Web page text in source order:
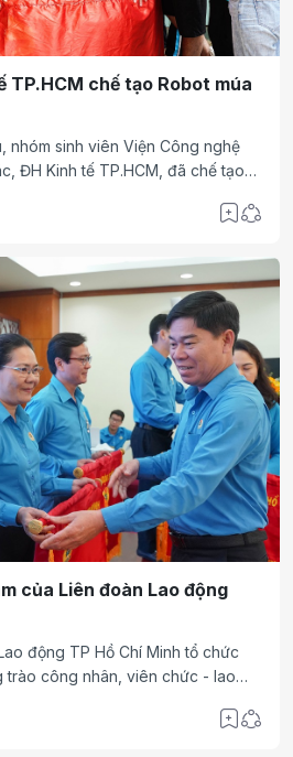
TP.HCM chế tạo Robot múa
nhóm sinh viên Viện Công nghệ
ĐH Kinh tế TP.HCM, đã chế tạo
của Liên đoàn Lao động
động TP Hồ Chí Minh tổ chức
trào công nhân, viên chức - lao